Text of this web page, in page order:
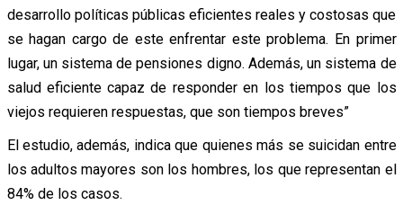
desarrollo políticas públicas eficientes reales y costosas que
se hagan cargo de este enfrentar este problema. En primer
lugar, un sistema de pensiones digno. Además, un sistema de
salud eficiente capaz de responder en los tiempos que los
viejos requieren respuestas, que son tiempos breves”
El estudio, además, indica que quienes más se suicidan entre
los adultos mayores son los hombres, los que representan el
84% de los casos.